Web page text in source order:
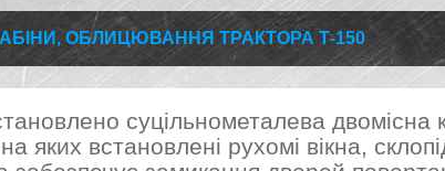
ОБЛИЦЮВАННЯ ТРАКТОРА Т-150
суцільнометалева двомісна
яких встановлені рухомі вікна,